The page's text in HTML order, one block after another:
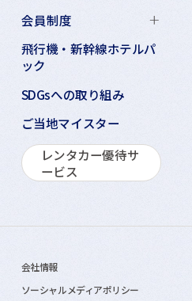
会員制度
飛行機・新幹線ホテルパ
ック
SDGsへの取り組み
ご当地マイスター
レンタカー優待サ
ービス
会社情報
ソーシャルメディアポリシー